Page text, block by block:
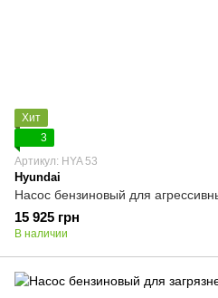
Хит
3
Артикул: HYA 53
Hyundai
Насос бензиновый для
15 925 грн
В наличии